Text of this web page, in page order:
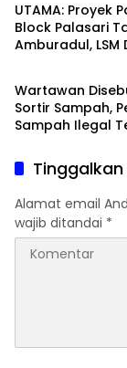
Dugaan
Pers
UTAMA: Proyek
Block Palasari
Amburadul, LSM
Peristiwa
Wartawan
Sortir Sampah,
Sampah Ilegal
Alamat email
wajib ditandai *